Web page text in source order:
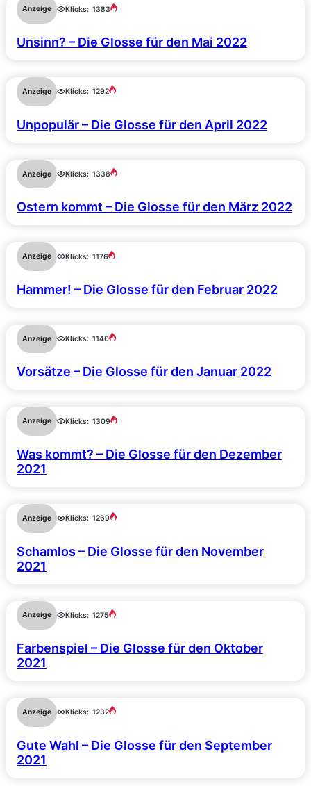
Anzeige Klicks: 1383
Unsinn? – Die Glosse für den Mai 2022
Anzeige Klicks: 1292
Unpopulär – Die Glosse für den April 2022
Anzeige Klicks: 1338
Ostern kommt – Die Glosse für den März 2022
Anzeige Klicks: 1176
Hammer! – Die Glosse für den Februar 2022
Anzeige Klicks: 1140
Vorsätze – Die Glosse für den Januar 2022
Anzeige Klicks: 1309
Was kommt? – Die Glosse für den Dezember
2021
Anzeige Klicks: 1269
Schamlos – Die Glosse für den November
2021
Anzeige Klicks: 1275
Farbenspiel – Die Glosse für den Oktober
2021
Anzeige Klicks: 1232
Gute Wahl – Die Glosse für den September
2021